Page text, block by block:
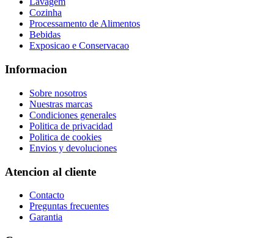
Cozinha
Processamento de Alimentos
Bebidas
Exposicao e Conservacao
Informacion
Sobre nosotros
Nuestras marcas
Condiciones generales
Politica de privacidad
Politica de cookies
Envios y devoluciones
Atencion al cliente
Contacto
Preguntas frecuentes
Garantia